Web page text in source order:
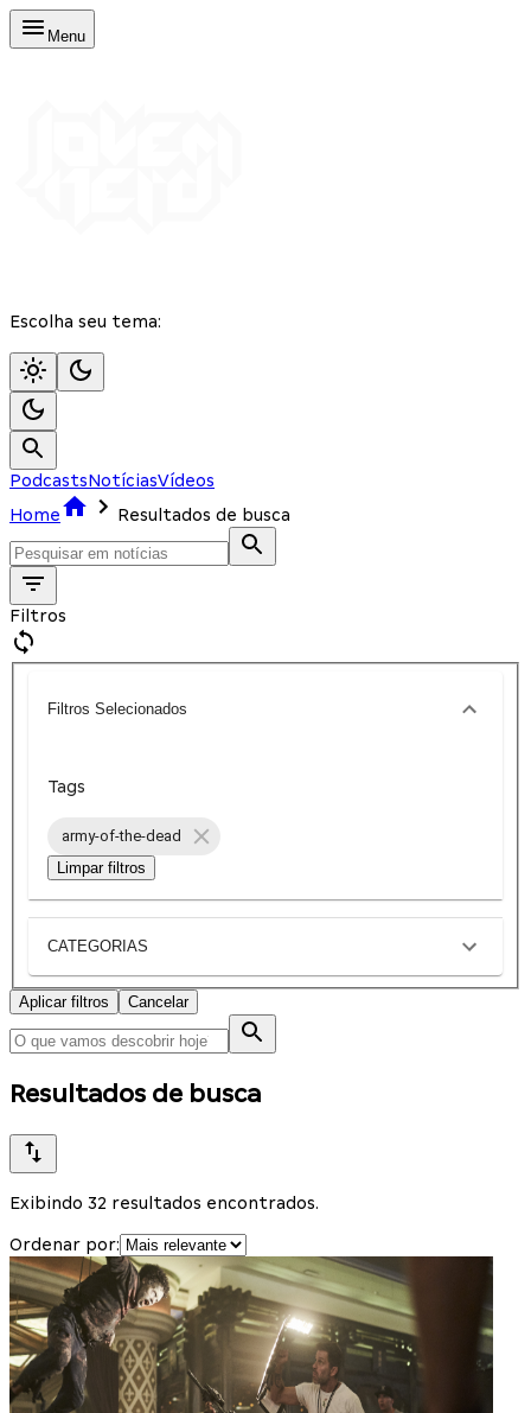
Menu
Escolha seu tema:
PodcastsNotíciasVídeos
Home
Resultados de busca
Filtros
Filtros Selecionados
Tags
army-of-the-dead
Limpar filtros
CATEGORIAS
Aplicar filtros Cancelar
Resultados de busca
Exibindo 32 resultados encontrados.
Ordenar por: